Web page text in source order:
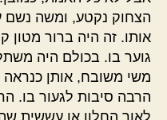
הצחוק נקטע, ומשה נשם
אותו. זה היה ברור מטון
גוער בו. בכולם היה
משי משובח, אותן כנראה
הרבה סיבות לגעור בו.
לאור החלון או עששית